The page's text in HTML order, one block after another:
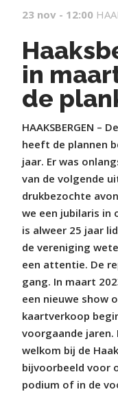
23 nov - 12:00
in
de
HAAKSBERGEN –
heeft de plannen
jaar. Er was
van de volgende
drukbezochte
we een jubilaris in
is alweer 25 jaar
de vereniging
een attentie. De
gang. In maart
een nieuwe show
kaartverkoop
voorgaande jaren.
welkom bij de
bijvoorbeeld voor
podium of in de